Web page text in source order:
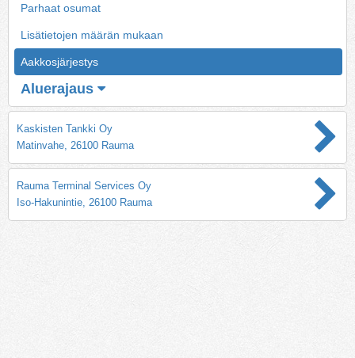
Parhaat osumat
Lisätietojen määrän mukaan
Aakkosjärjestys
Aluerajaus
Kaskisten Tankki Oy
Matinvahe, 26100 Rauma
Rauma Terminal Services Oy
Iso-Hakunintie, 26100 Rauma